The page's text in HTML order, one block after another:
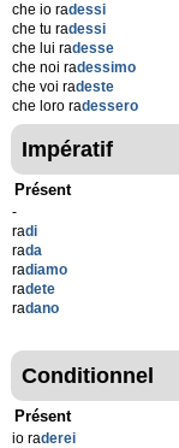
che io radessi
che tu radessi
che lui radesse
che noi radessimo
che voi radeste
che loro radessero
Impératif
Présent
-
radi
rada
radiamo
radete
radano
Conditionnel
Présent
io raderei